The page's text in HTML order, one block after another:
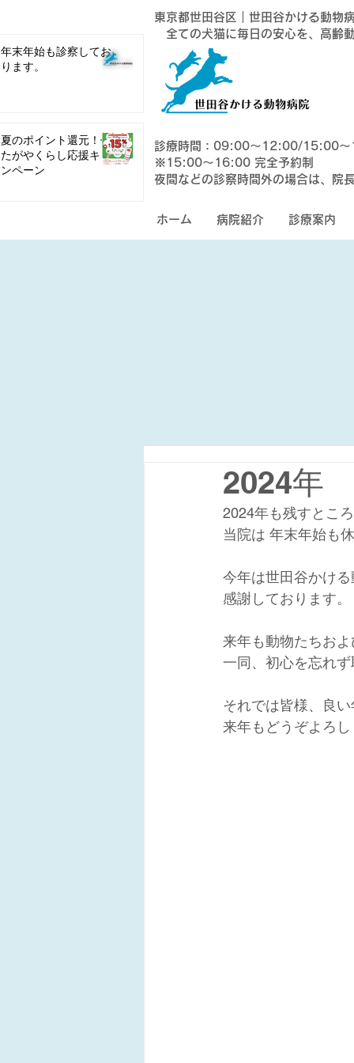
年末年始も診察してお
ります。
夏のポイント還元！せ
たがやくらし応援キャ
ンペーン
東京都世田谷区｜世田谷かける動物
全ての犬猫に毎日の安心を、高齢
診療時間：09:00〜12:00/15:00〜
※15:00〜16:00 完全予約制
夜間などの​診察時間外の場合は、院
ホーム 病院紹介 診療案内
2024年
2024年も残すとこ
当院は 年末年始も
今年は世田谷かけ
感謝しております。
来年も動物たちお
一同、初心を忘れ
それでは皆様、良
来年もどうぞよろ